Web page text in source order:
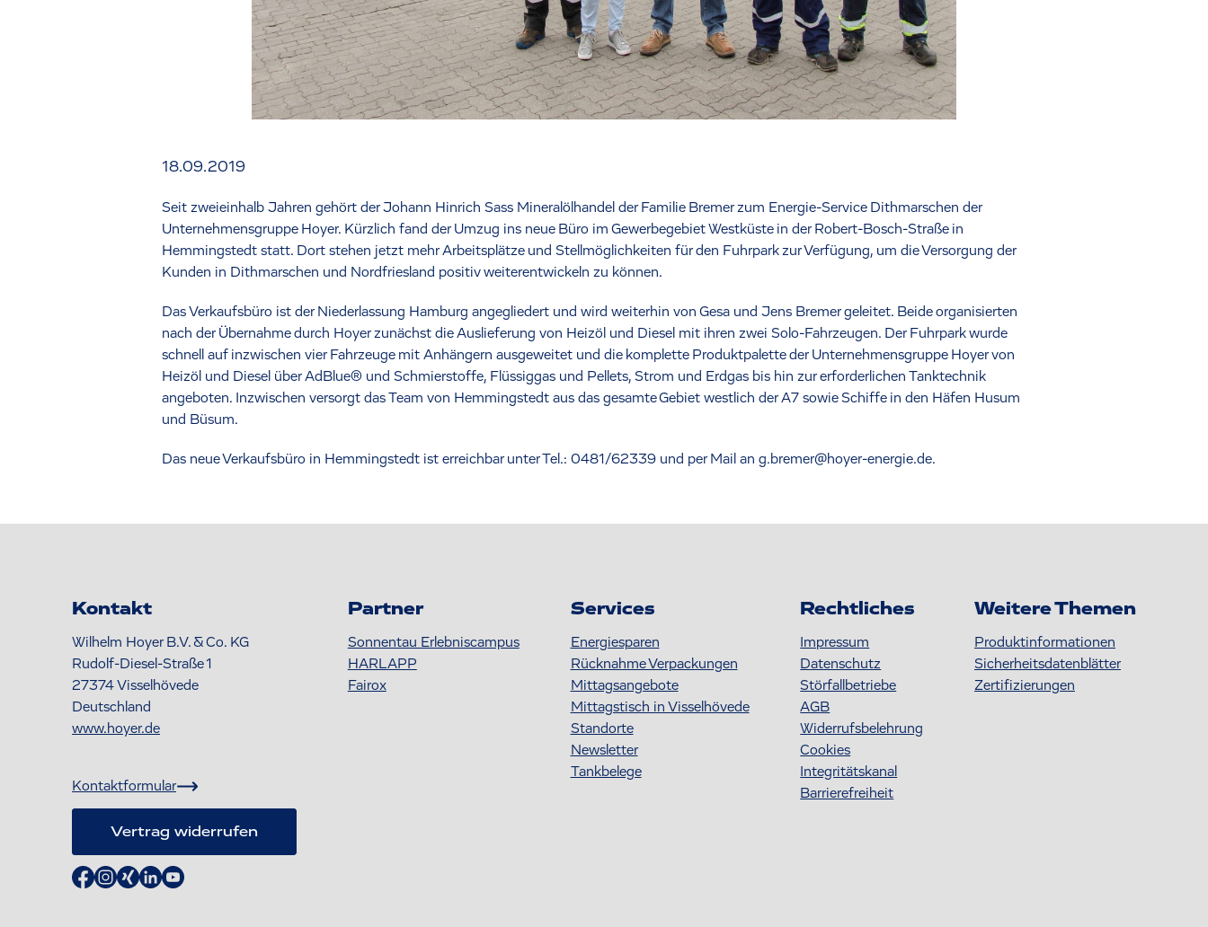
18.09.2019
Seit zweieinhalb Jahren gehört der Johann Hinrich Sass Mineralölhandel der Familie Bremer zum Energie-Service Dithmarschen der
Unternehmensgruppe Hoyer. Kürzlich fand der Umzug ins neue Büro im Gewerbegebiet Westküste in der Robert-Bosch-Straße in
Hemmingstedt statt. Dort stehen jetzt mehr Arbeitsplätze und Stellmöglichkeiten für den Fuhrpark zur Verfügung, um die Versorgung der
Kunden in Dithmarschen und Nordfriesland positiv weiterentwickeln zu können.
Das Verkaufsbüro ist der Niederlassung Hamburg angegliedert und wird weiterhin von Gesa und Jens Bremer geleitet. Beide organisierten
nach der Übernahme durch Hoyer zunächst die Auslieferung von Heizöl und Diesel mit ihren zwei Solo-Fahrzeugen. Der Fuhrpark wurde
schnell auf inzwischen vier Fahrzeuge mit Anhängern ausgeweitet und die komplette Produktpalette der Unternehmensgruppe Hoyer von
Heizöl und Diesel über AdBlue® und Schmierstoffe, Flüssiggas und Pellets, Strom und Erdgas bis hin zur erforderlichen Tanktechnik
angeboten. Inzwischen versorgt das Team von Hemmingstedt aus das gesamte Gebiet westlich der A7 sowie Schiffe in den Häfen Husum
und Büsum.
Das neue Verkaufsbüro in Hemmingstedt ist erreichbar unter Tel.: 0481/62339 und per Mail an g.bremer@hoyer-energie.de.
Kontakt
Wilhelm Hoyer B.V. & Co. KG
Rudolf-Diesel-Straße 1
27374Visselhövede
Deutschland
www.hoyer.de
Kontaktformular
Vertrag widerrufen
Partner
Sonnentau Erlebniscampus
HARLAPP
Fairox
Services
Energiesparen
Rücknahme Verpackungen
Mittagsangebote
Mittagstisch in Visselhövede
Standorte
Newsletter
Tankbelege
Rechtliches
Impressum
Datenschutz
Störfallbetriebe
AGB
Widerrufsbelehrung
Cookies
Integritätskanal
Barrierefreiheit
Weitere Themen
Produktinformationen
S icherheitsdatenblätter
Zertifizierungen